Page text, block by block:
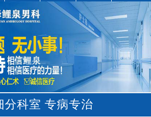
分科室 专病专治